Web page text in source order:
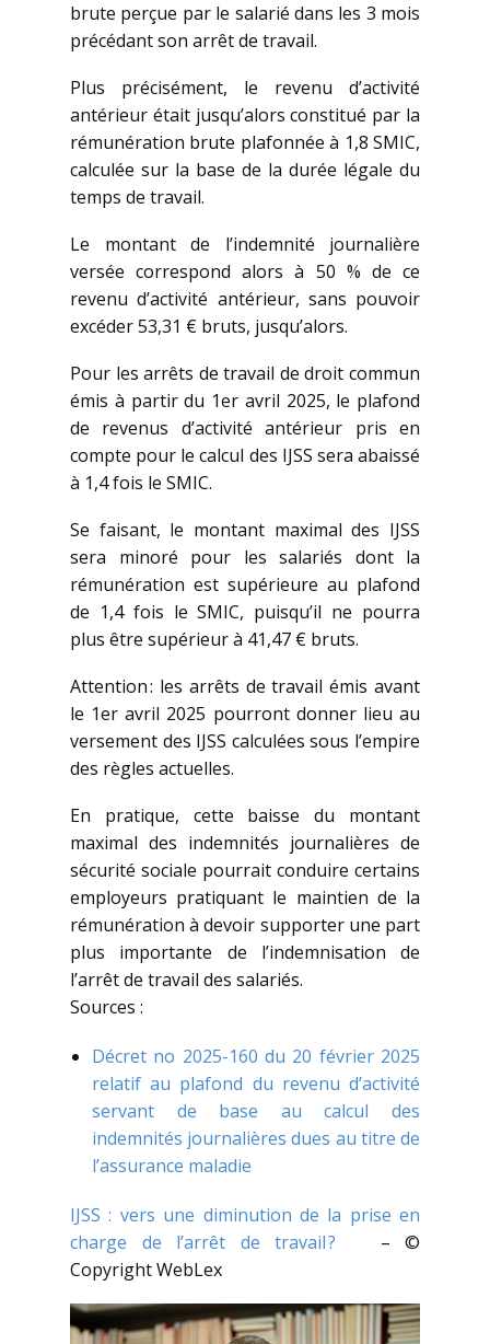
brute perçue par le salarié dans les 3 mois
précédant son arrêt de travail.
Plus précisément, le revenu d’activité
antérieur était jusqu’alors constitué par la
rémunération brute plafonnée à 1,8 SMIC,
calculée sur la base de la durée légale du
temps de travail.
Le montant de l’indemnité journalière
versée correspond alors à 50 % de ce
revenu d’activité antérieur, sans pouvoir
excéder 53,31 € bruts, jusqu’alors.
Pour les arrêts de travail de droit commun
émis à partir du 1er avril 2025, le plafond
de revenus d’activité antérieur pris en
compte pour le calcul des IJSS sera abaissé
à 1,4 fois le SMIC.
Se faisant, le montant maximal des IJSS
sera minoré pour les salariés dont la
rémunération est supérieure au plafond
de 1,4 fois le SMIC, puisqu’il ne pourra
plus être supérieur à 41,47 € bruts.
Attention : les arrêts de travail émis avant
le 1er avril 2025 pourront donner lieu au
versement des IJSS calculées sous l’empire
des règles actuelles.
En pratique, cette baisse du montant
maximal des indemnités journalières de
sécurité sociale pourrait conduire certains
employeurs pratiquant le maintien de la
rémunération à devoir supporter une part
plus importante de l’indemnisation de
l’arrêt de travail des salariés.
Sources :
Décret no 2025-160 du 20 février 2025
relatif au plafond du revenu d’activité
servant de base au calcul des
indemnités journalières dues au titre de
l’assurance maladie
IJSS : vers une diminution de la prise en
charge de l’arrêt de travail ?
– ©
Copyright WebLex